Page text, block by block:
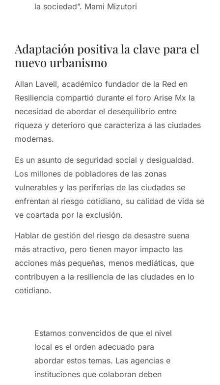
la sociedad”. Mami Mizutori
Adaptación positiva la clave para el
nuevo urbanismo
Allan Lavell, académico fundador de la Red en
Resiliencia compartió durante el foro Arise Mx la
necesidad de abordar el desequilibrio entre
riqueza y deterioro que caracteriza a las ciudades
modernas.
Es un asunto de seguridad social y desigualdad.
Los millones de pobladores de las zonas
vulnerables y las periferias de las ciudades se
enfrentan al riesgo cotidiano, su calidad de vida se
ve coartada por la exclusión.
Hablar de gestión del riesgo de desastre suena
más atractivo, pero tienen mayor impacto las
acciones más pequeñas, menos mediáticas, que
contribuyen a la resiliencia de las ciudades en lo
cotidiano.
Estamos convencidos de que el nivel
local es el orden adecuado para
abordar estos temas. Las agencias e
instituciones que colaboran deben